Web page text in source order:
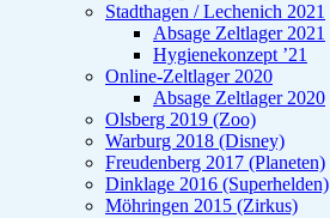
Stadthagen / Lechenich 2021
Absage Zeltlager 2021
Hygienekonzept ’21
Online-Zeltlager 2020
Absage Zeltlager 2020
Olsberg 2019 (Zoo)
Warburg 2018 (Disney)
Freudenberg 2017 (Planeten)
Dinklage 2016 (Superhelden)
Möhringen 2015 (Zirkus)